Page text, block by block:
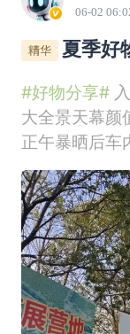
06-02
夏季好
#好物分享#入
大全景天幕颜
正午暴晒后车
车内闷热难耐
四款夏日车载
性价比拉满，
天幕遮阳帘G6
光